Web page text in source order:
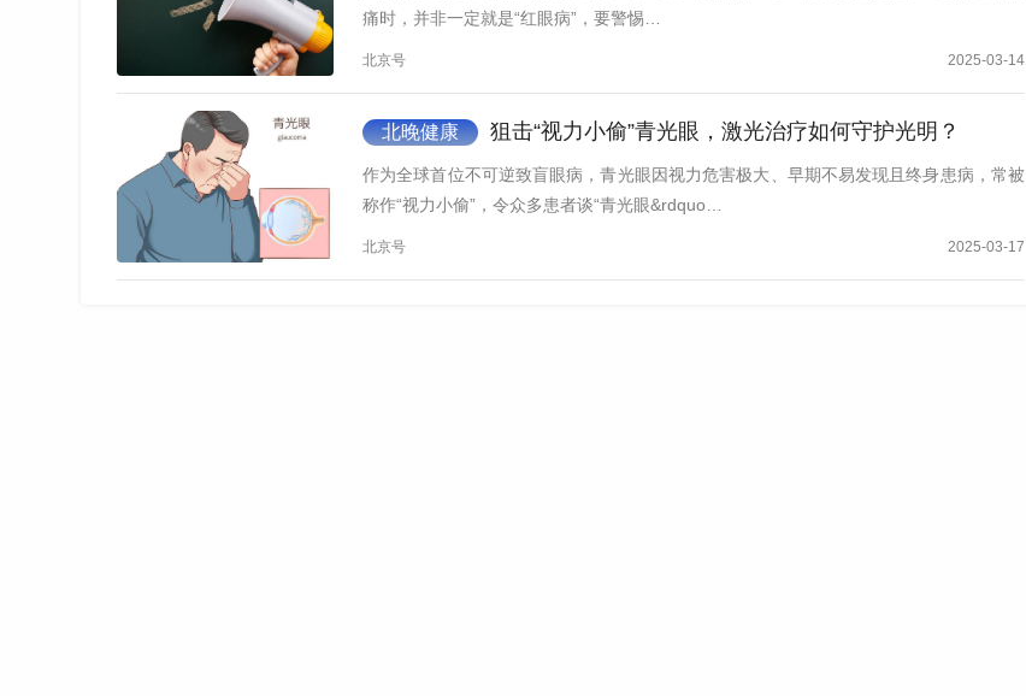
痛时，并非一定就是“红眼病”，要警惕…
北京号 2025-03-14
北晚健康 狙击“视力小偷”青光眼，激光治疗如何守护光明？
作为全球首位不可逆致盲眼病，青光眼因视力危害极大、早期不易发现且终身患病，常被
称作“视力小偷”，令众多患者谈“青光眼&rdquo…
北京号 2025-03-17